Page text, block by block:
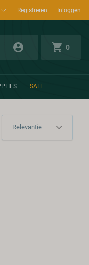
Registreren Inloggen
0
SALE